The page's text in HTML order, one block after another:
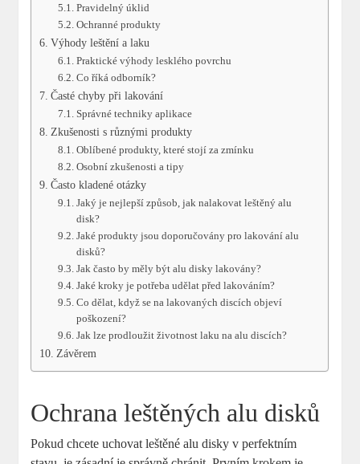
Pravidelný úklid
Ochranné produkty
Výhody leštění a laku
Praktické výhody lesklého povrchu
Co říká odborník?
Časté chyby při lakování
Správné techniky aplikace
Zkušenosti s různými produkty
Oblíbené produkty, které stojí za zmínku
Osobní zkušenosti a tipy
Často kladené otázky
Jaký je nejlepší způsob, jak nalakovat leštěný alu
disk?
Jaké produkty jsou doporučovány pro lakování alu
disků?
Jak často by měly být alu disky lakovány?
Jaké kroky je potřeba udělat před lakováním?
Co dělat, když se na lakovaných discích objeví
poškození?
Jak lze prodloužit životnost laku na alu discích?
Závěrem
Ochrana leštěných alu disků
Pokud chcete uchovat leštěné alu disky v perfektním